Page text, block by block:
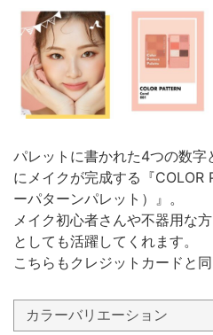
パレットに書かれた4つの数
にメイクが完成する『COLOR
ーパターンパレット）』。
メイク初心者さんや不器用な
としても活躍してくれます。
こちらもクレジットカードと
カラーバリエーション